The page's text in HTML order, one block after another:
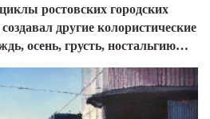
ростовских городских
другие колористические
осень, грусть, ностальгию…